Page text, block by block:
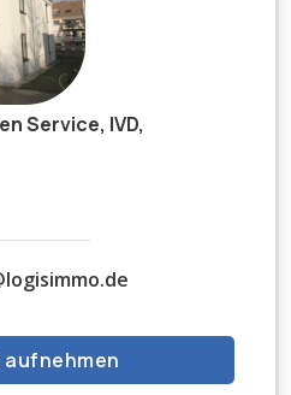
Service, IVD,
aufnehmen